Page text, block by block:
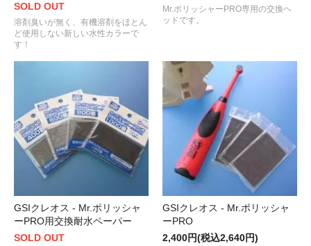
SOLD OUT
溶剤臭いが無く、有機溶剤をほとん
ど使用しない新しい水性カラーで
す！
Mr.ポリッシャーPRO専用の交換ヘ
ッドです。
GSIクレオス - Mr.ポリッシャ
ーPRO用交換耐水ペーパー
SOLD OUT
GSIクレオス - Mr.ポリッシャ
ーPRO
2,400円(税込2,640円)